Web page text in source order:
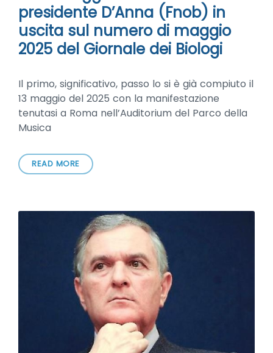
presidente D’Anna (Fnob) in
uscita sul numero di maggio
2025 del Giornale dei Biologi
Il primo, significativo, passo lo si è già compiuto il
13 maggio del 2025 con la manifestazione
tenutasi a Roma nell’Auditorium del Parco della
Musica
READ MORE